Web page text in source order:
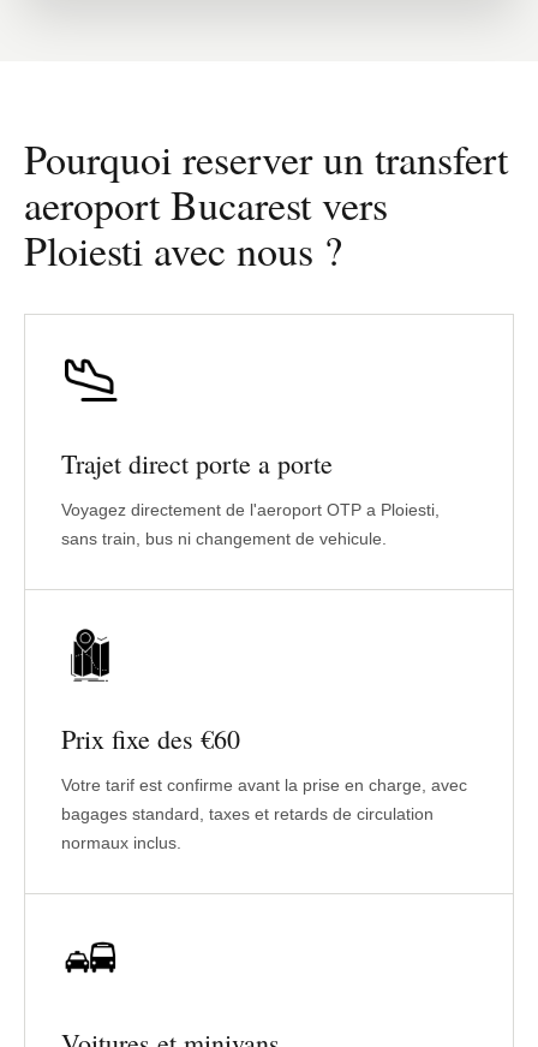
Pourquoi reserver un transfert
aeroport Bucarest vers
Ploiesti avec nous ?
Trajet direct porte a porte
Voyagez directement de l'aeroport OTP a Ploiesti,
sans train, bus ni changement de vehicule.
Prix fixe des €60
Votre tarif est confirme avant la prise en charge, avec
bagages standard, taxes et retards de circulation
normaux inclus.